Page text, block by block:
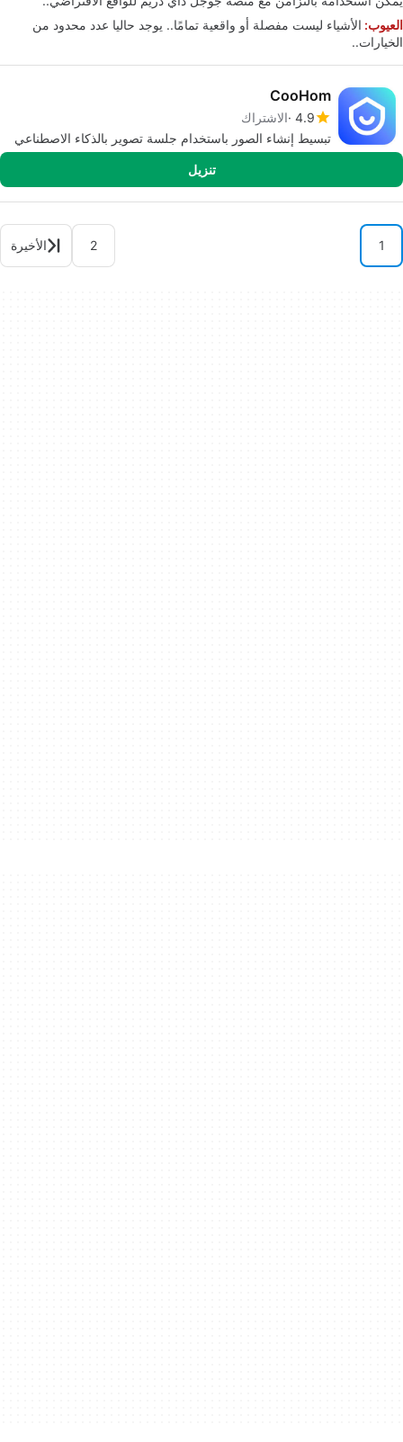
العيوب: الأشياء ليست مفصلة أو واقعية تمامًا.. يوجد حاليا عدد محدود من
الخيارات..
CooHom
4.9 الاشتراك
تبسيط إنشاء الصور باستخدام جلسة تصوير بالذكاء الاصطناعي
تنزيل
1
2 الأخيرة